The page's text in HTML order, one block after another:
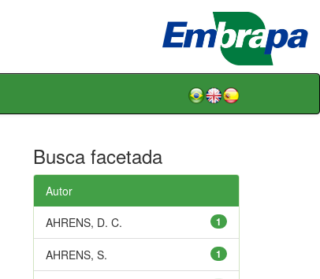
Busca facetada
Autor
1
AHRENS, D. C.
1
AHRENS, S.